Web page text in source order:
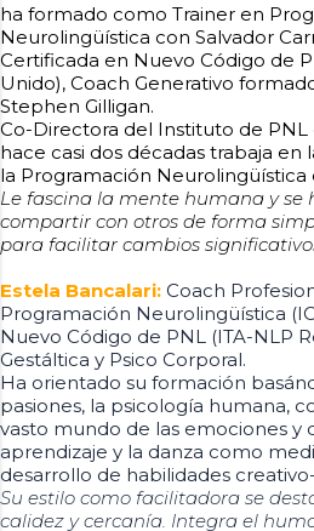
ha formado como Trainer en
Neurolingüística con Salvador
Certificada en Nuevo Código de
Unido), Coach Generativo
Stephen Gilligan.
Co-Directora del Instituto de PNL
hace casi dos décadas trabaja en
la Programación Neurolingüística
Le fascina la mente humana y se
compartir con otros de forma
para facilitar cambios
Estela Bancalari: Coach
Programación Neurolingüística
Nuevo Código de PNL (ITA-NLP
Gestáltica y Psico Corporal.
Ha orientado su formación
pasiones, la psicología humana,
vasto mundo de las emociones y
aprendizaje y la danza como
desarrollo de habilidades
Su estilo como facilitadora se
calidez y cercanía. Integra el